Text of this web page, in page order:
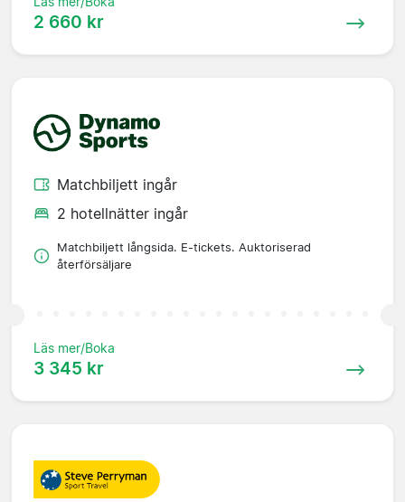
2 660 kr
Matchbiljett ingår
2 hotellnätter ingår
Matchbiljett långsida. E-tickets. Auktoriserad
återförsäljare
Läs mer/Boka
3 345 kr